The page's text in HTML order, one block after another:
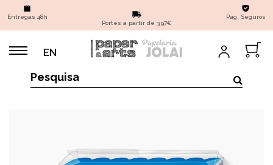
Entregas 48h
Portes a partir de 3,97€
Pag. Seguros
EN